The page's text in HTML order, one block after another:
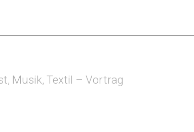
Musik, Textil – Vortrag